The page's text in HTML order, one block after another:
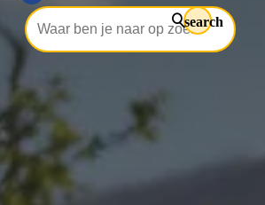
search